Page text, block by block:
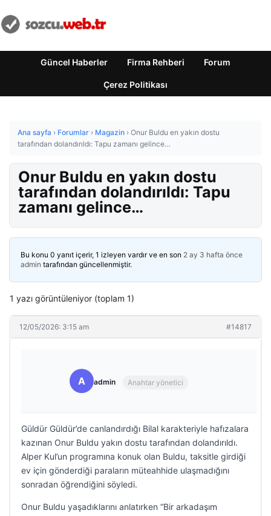
Güncel Haberler Firma Rehberi Forum
Çerez Politikası
Ana sayfa › Forumlar › Magazin › Onur Buldu en yakın dostu
tarafından dolandırıldı: Tapu zamanı gelince…
Onur Buldu en yakın dostu
tarafından dolandırıldı: Tapu
zamanı gelince…
Bu konu 0 yanıt içerir, 1 izleyen vardır ve en son 2 ay 3 hafta önce
admin tarafından güncellenmiştir.
1 yazı görüntüleniyor (toplam 1)
12/05/2026: 3:15 am #14817
A admin Anahtar yönetici
Güldür Güldür’de canlandırdığı Bilal karakteriyle hafızalara
kazınan Onur Buldu yakın dostu tarafından dolandırıldı.
Alper Kul’un programına konuk olan Buldu, taksitle girdiği
ev için gönderdiği paraların müteahhide ulaşmadığını
sonradan öğrendiğini söyledi.
Onur Buldu yaşadıklarını anlatırken “Bir arkadaşım